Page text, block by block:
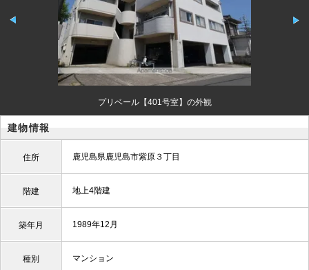
プリベール【401号室】の外観
建物情報
住所 鹿児島県鹿児島市紫原３丁目
階建 地上4階建
築年月 1989年12月
種別 マンション